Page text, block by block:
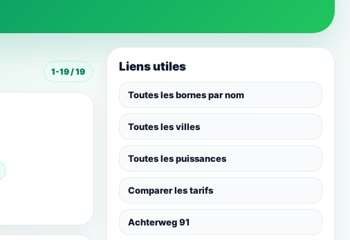
1-19 / 19 Liens utiles
Toutes les bornes par nom
Toutes les villes
Toutes les puissances
Comparer les tarifs
Achterweg 91